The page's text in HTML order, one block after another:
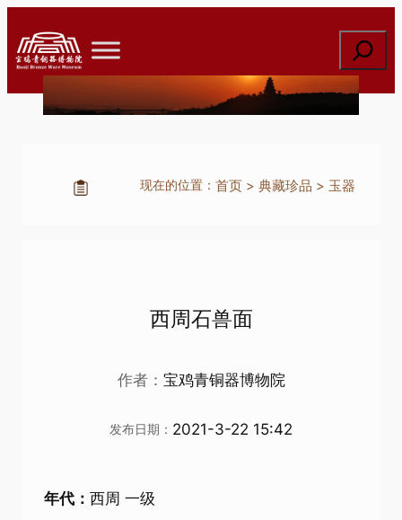
至
内
索
现在的位置： 首页 > 典藏珍品 > 玉器
西周石兽面
作者： 宝鸡青铜器博物院
发布日期： 2021-3-22 15:42
年代： 西周 一级